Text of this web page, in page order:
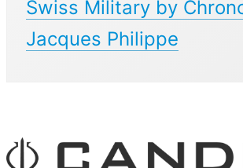
Swiss Military by
Jacques Philippe